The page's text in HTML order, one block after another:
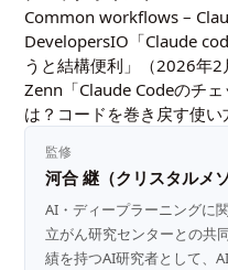
Common workflows –
DevelopersIO「Claude
うと結構便利」（2026年2
Zenn「Claude Codeのチ
は？コードを巻き戻す使い
監修
河合 継（クリスタルメ
AI・ディープラーニングに
立がん研究センターとの共
績を持つAI研究者として、